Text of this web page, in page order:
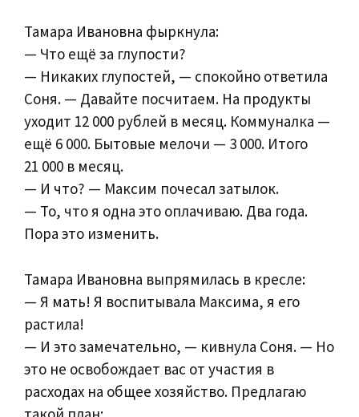
Тамара Ивановна фыркнула:
— Что ещё за глупости?
— Никаких глупостей, — спокойно ответила
Соня. — Давайте посчитаем. На продукты
уходит 12 000 рублей в месяц. Коммуналка —
ещё 6 000. Бытовые мелочи — 3 000. Итого
21 000 в месяц.
— И что? — Максим почесал затылок.
— То, что я одна это оплачиваю. Два года.
Пора это изменить.
Тамара Ивановна выпрямилась в кресле:
— Я мать! Я воспитывала Максима, я его
растила!
— И это замечательно, — кивнула Соня. — Но
это не освобождает вас от участия в
расходах на общее хозяйство. Предлагаю